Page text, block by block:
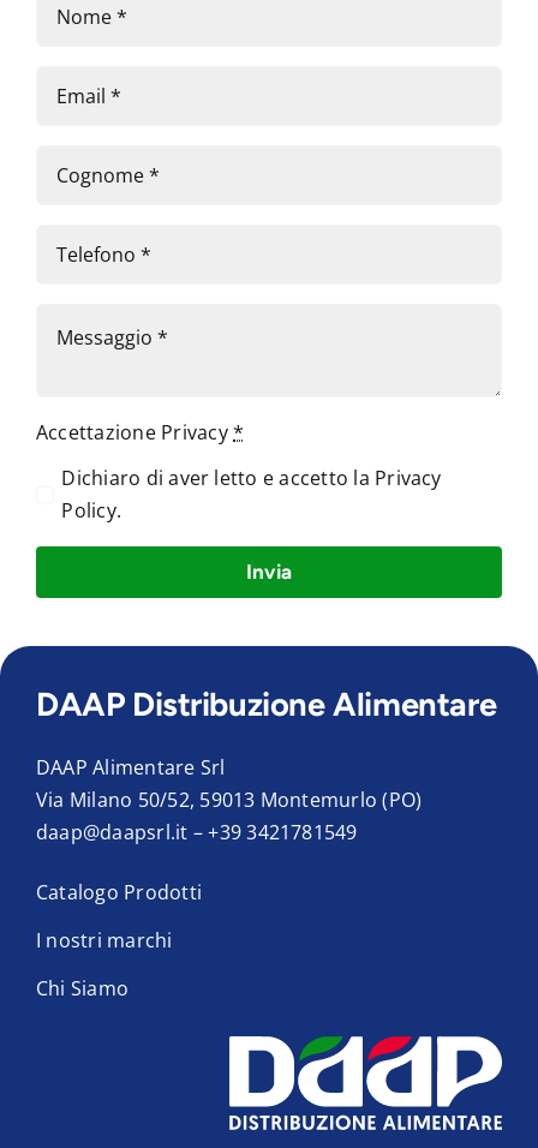
Accettazione Privacy*
Dichiaro di aver letto e accetto la Privacy
Policy.
Invia
DAAP Distribuzione Alimentare
DAAP Alimentare Srl
Via Milano 50/52, 59013 Montemurlo (PO)
daap@daapsrl.it –+39 3421781549
Catalogo Prodotti
I nostri marchi
Chi Siamo